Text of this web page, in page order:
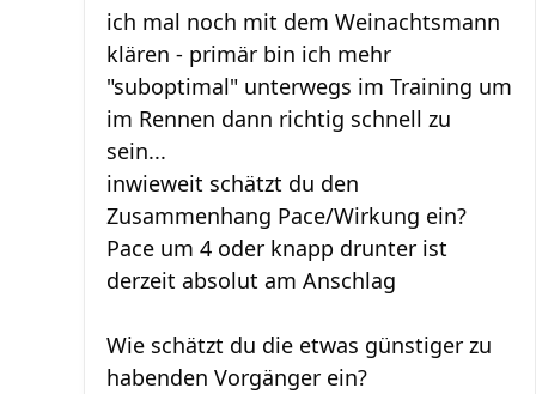
ich mal noch mit dem Weinachtsmann
klären - primär bin ich mehr
"suboptimal" unterwegs im Training um
im Rennen dann richtig schnell zu
sein...
inwieweit schätzt du den
Zusammenhang Pace/Wirkung ein?
Pace um 4 oder knapp drunter ist
derzeit absolut am Anschlag
Wie schätzt du die etwas günstiger zu
habenden Vorgänger ein?